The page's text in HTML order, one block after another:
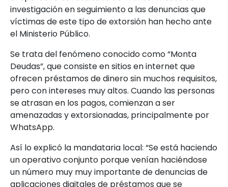
investigación en seguimiento a las denuncias que
víctimas de este tipo de extorsión han hecho ante
el Ministerio Público.
Se trata del fenómeno conocido como “Monta
Deudas”, que consiste en sitios en internet que
ofrecen préstamos de dinero sin muchos requisitos,
pero con intereses muy altos. Cuando las personas
se atrasan en los pagos, comienzan a ser
amenazadas y extorsionadas, principalmente por
WhatsApp.
Así lo explicó la mandataria local: “Se está haciendo
un operativo conjunto porque venían haciéndose
un número muy muy importante de denuncias de
aplicaciones digitales de préstamos que se